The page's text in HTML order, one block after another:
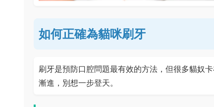
如何正確為貓咪刷牙
刷牙是預防口腔問題最有效的方法，但很多貓奴
漸進，別想一步登天。